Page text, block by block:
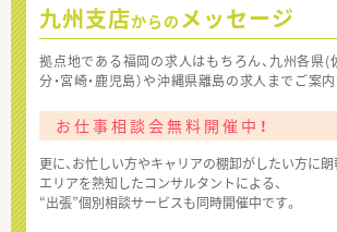
九州支店からの メッセージ
拠点地である福岡の求人はもちろん、九州各県(佐
分・宮崎・鹿児島）や沖縄県離島の求人までご案
お仕事相談会無料開催中！
更に、お忙しい方やキャリアの棚卸がしたい方に朗
エリアを熟知したコンサルタントによる、
“出張”個別相談サービスも同時開催中です。